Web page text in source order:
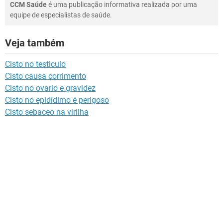
CCM Saúdeé uma publicação informativa realizada por uma
equipe de especialistas de saúde.
Veja também
Cisto no testiculo
Cisto causa corrimento
Cisto no ovario e gravidez
Cisto no epidídimo é perigoso
Cisto sebaceo na virilha